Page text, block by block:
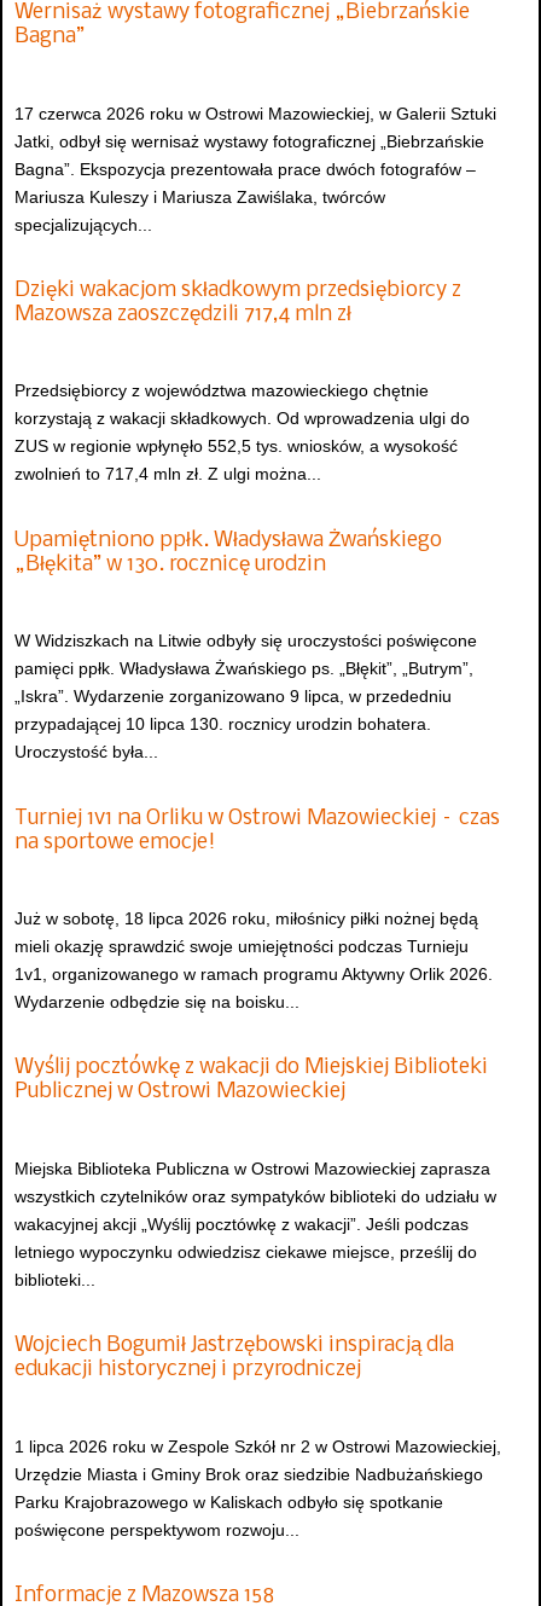
Wernisaż wystawy fotograficznej „Biebrzańskie
Bagna”
17 czerwca 2026 roku w Ostrowi Mazowieckiej, w Galerii Sztuki
Jatki, odbył się wernisaż wystawy fotograficznej „Biebrzańskie
Bagna”. Ekspozycja prezentowała prace dwóch fotografów –
Mariusza Kuleszy i Mariusza Zawiślaka, twórców
specjalizujących...
Dzięki wakacjom składkowym przedsiębiorcy z
Mazowsza zaoszczędzili 717,4 mln zł
Przedsiębiorcy z województwa mazowieckiego chętnie
korzystają z wakacji składkowych. Od wprowadzenia ulgi do
ZUS w regionie wpłynęło 552,5 tys. wniosków, a wysokość
zwolnień to 717,4 mln zł. Z ulgi można...
Upamiętniono ppłk. Władysława Żwańskiego
„Błękita” w 130. rocznicę urodzin
W Widziszkach na Litwie odbyły się uroczystości poświęcone
pamięci ppłk. Władysława Żwańskiego ps. „Błękit”, „Butrym”,
„Iskra”. Wydarzenie zorganizowano 9 lipca, w przededniu
przypadającej 10 lipca 130. rocznicy urodzin bohatera.
Uroczystość była...
Turniej 1v1 na Orliku w Ostrowi Mazowieckiej – czas
na sportowe emocje!
Już w sobotę, 18 lipca 2026 roku, miłośnicy piłki nożnej będą
mieli okazję sprawdzić swoje umiejętności podczas Turnieju
1v1, organizowanego w ramach programu Aktywny Orlik 2026.
Wydarzenie odbędzie się na boisku...
Wyślij pocztówkę z wakacji do Miejskiej Biblioteki
Publicznej w Ostrowi Mazowieckiej
Miejska Biblioteka Publiczna w Ostrowi Mazowieckiej zaprasza
wszystkich czytelników oraz sympatyków biblioteki do udziału w
wakacyjnej akcji „Wyślij pocztówkę z wakacji”. Jeśli podczas
letniego wypoczynku odwiedzisz ciekawe miejsce, prześlij do
biblioteki...
Wojciech Bogumił Jastrzębowski inspiracją dla
edukacji historycznej i przyrodniczej
1 lipca 2026 roku w Zespole Szkół nr 2 w Ostrowi Mazowieckiej,
Urzędzie Miasta i Gminy Brok oraz siedzibie Nadbużańskiego
Parku Krajobrazowego w Kaliskach odbyło się spotkanie
poświęcone perspektywom rozwoju...
Informacje z Mazowsza 158